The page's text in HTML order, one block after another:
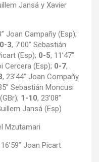
Jansá y Xavier
Joan Campañy (Esp);
0-3, 7’00” Sebastián
(Esp); 0-5, 11’47”
Cercera (Esp); 0-7,
, 23’44” Joan Compañy
Sebastián Moncusi
1-10, 23’08”
Jansá (Esp)
Mzutamari
16’59” Joan Picart